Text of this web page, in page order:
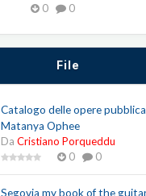
0
0
File
Catalogo delle opere
Matanya Ophee
Da Cristiano Porqueddu
0
0
Segovia my book of the